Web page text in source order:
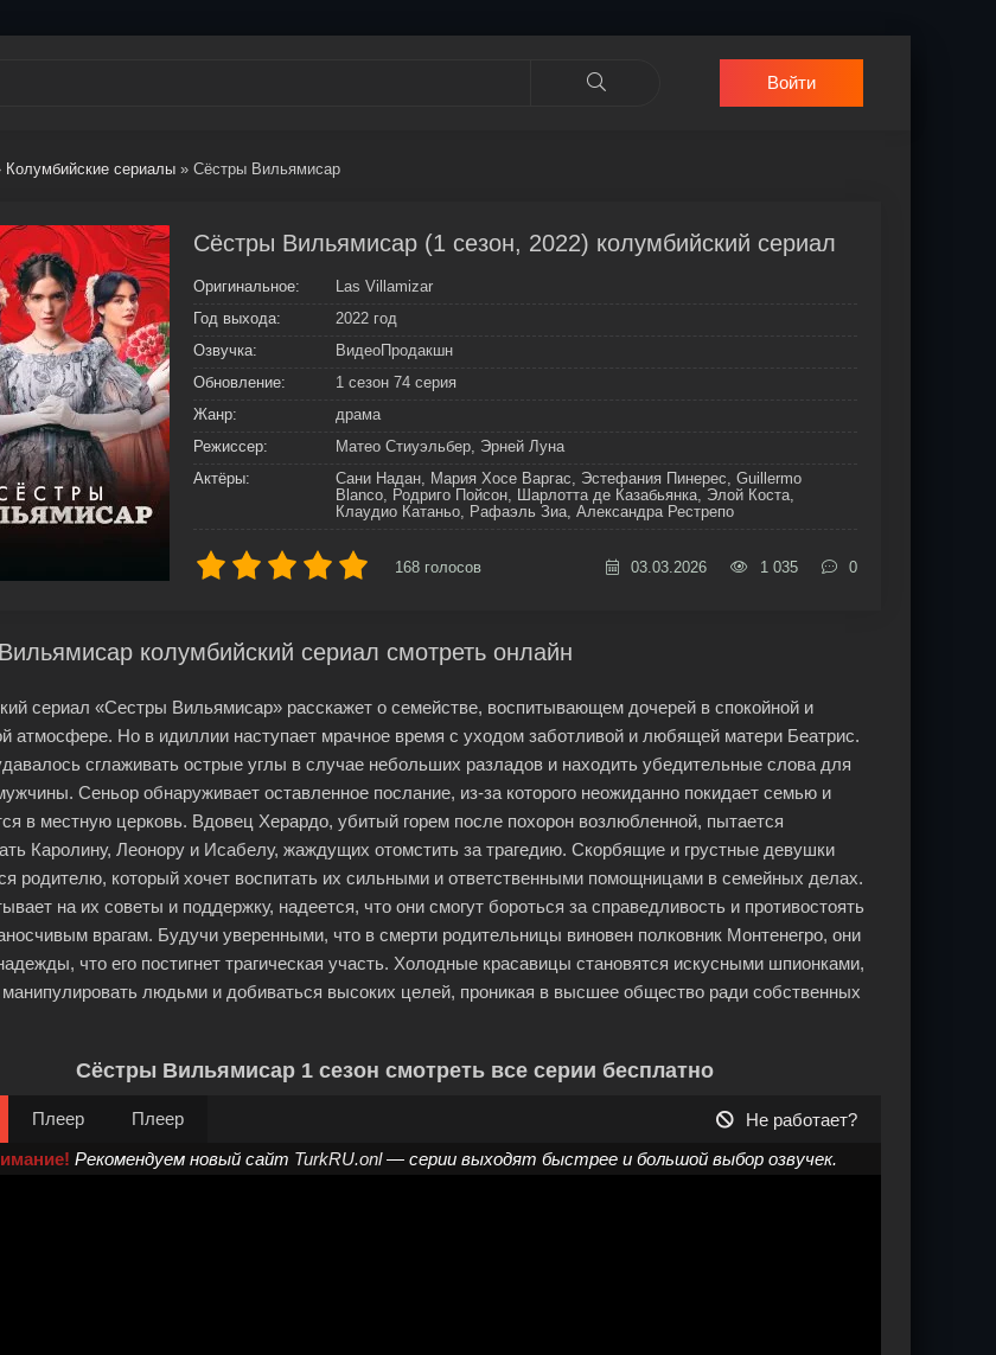
Войти
Колумбийские сериалы » Сёстры Вильямисар
Сёстры Вильямисар (1 сезон, 2022) колумбийский сериал
Оригинальное:
Las Villamizar
Год выхода:
2022 год
Озвучка:
ВидеоПродакшн
Обновление:
1 сезон 74 серия
Жанр:
драма
Режиссер:
Матео Стиуэльбер, Эрней Луна
Актёры:
Сани Надан, Мария Хосе Варгас, Эстефания Пинерес, Guillermo
Blanco, Родриго Пойсон, Шарлотта де Казабьянка, Элой Коста,
Клаудио Катаньо, Рафаэль Зиа, Александра Рестрепо
168 голосов 03.03.2026 1 035 0
колумбийский сериал смотреть онлайн
сериал «Сестры Вильямисар» расскажет о семействе, воспитывающем дочерей в спокойной и
атмосфере. Но в идиллии наступает мрачное время с уходом заботливой и любящей матери Беатрис.
сглаживать острые углы в случае небольших разладов и находить убедительные слова для
Сеньор обнаруживает оставленное послание, из-за которого неожиданно покидает семью и
в местную церковь. Вдовец Херардо, убитый горем после похорон возлюбленной, пытается
Каролину, Леонору и Исабелу, жаждущих отомстить за трагедию. Скорбящие и грустные девушки
родителю, который хочет воспитать их сильными и ответственными помощницами в семейных делах.
на их советы и поддержку, надеется, что они смогут бороться за справедливость и противостоять
врагам. Будучи уверенными, что в смерти родительницы виновен полковник Монтенегро, они
что его постигнет трагическая участь. Холодные красавицы становятся искусными шпионками,
людьми и добиваться высоких целей, проникая в высшее общество ради собственных
Сёстры Вильямисар 1 сезон смотреть все серии бесплатно
Плеер Плеер
Не работает?
Рекомендуем новый сайт TurkRU.onl— серии выходят быстрее и большой выбор озвучек.